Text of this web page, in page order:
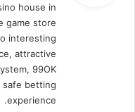
ل
house in
game store
interesting
attractive
99OK
safe betting
experience.